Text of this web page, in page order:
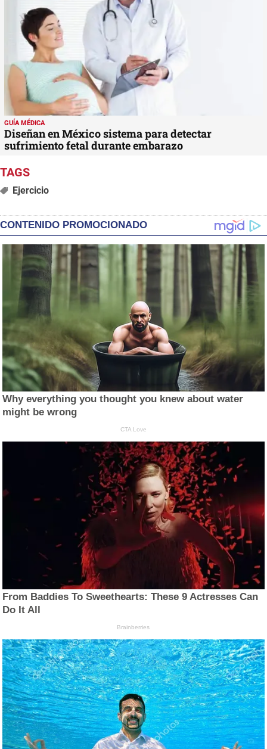
GUÍA MÉDICA
Diseñan en México sistema para detectar
sufrimiento fetal durante embarazo
Ejercicio
CONTENIDO PROMOCIONADO
Why everything you thought you knew about water
might be wrong
CTA Love
From Baddies To Sweethearts: These 9 Actresses Can
Do It All
Brainberries